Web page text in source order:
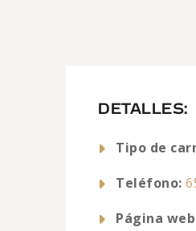
DETALLES:
Tipo de
Teléfono:
Página